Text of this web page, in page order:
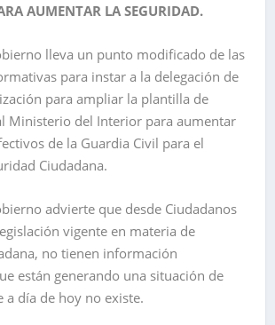
AUMENTAR LA SEGURIDAD.
lleva un punto modificado de las
para instar a la delegación de
para ampliar la plantilla de
Ministerio del Interior para aumentar
de la Guardia Civil para el
Ciudadana.
advierte que desde Ciudadanos
vigente en materia de
no tienen información
están generando una situación de
a día de hoy no existe.